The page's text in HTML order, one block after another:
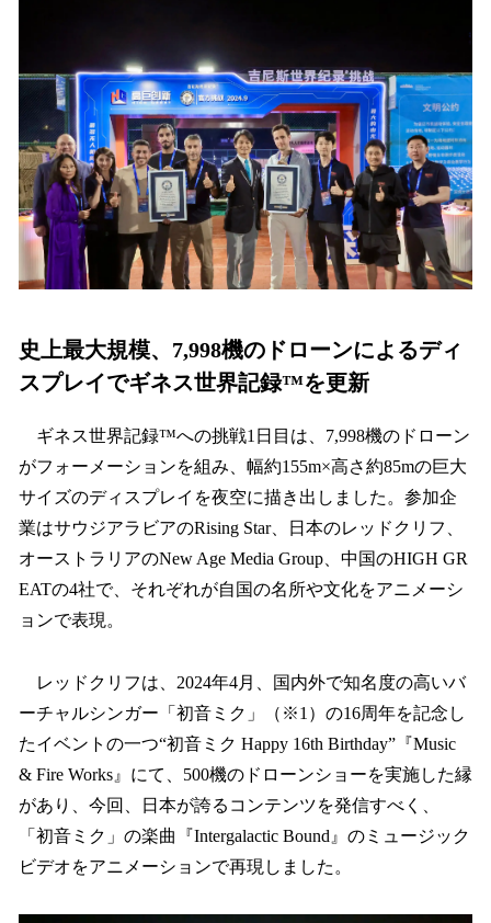
史上最大規模、7,998機のドローンによるディ
スプレイでギネス世界記録™を更新
ギネス世界記録™への挑戦1日目は、7,998機のドローン
がフォーメーションを組み、幅約155m×高さ約85mの巨大
サイズのディスプレイを夜空に描き出しました。参加企
業はサウジアラビアのRising Star、日本のレッドクリフ、
オーストラリアのNew Age Media Group、中国のHIGH GR
EATの4社で、それぞれが自国の名所や文化をアニメーシ
ョンで表現。
レッドクリフは、2024年4月、国内外で知名度の高いバ
ーチャルシンガー「初音ミク」（※1）の16周年を記念し
たイベントの一つ“初音ミク Happy 16th Birthday”『Music
& Fire Works』にて、500機のドローンショーを実施した縁
があり、今回、日本が誇るコンテンツを発信すべく、
「初音ミク」の楽曲『Intergalactic Bound』のミュージック
ビデオをアニメーションで再現しました。